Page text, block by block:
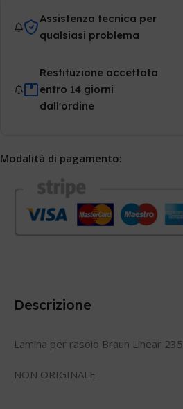
Assistenza tecnica per
qualsiasi problema
Restituzione accettata
entro 14 giorni
dall'ordine
Modalità di pagamento:
Descrizione
Lamina per rasoio Braun Linear 235
NON ORIGINALE